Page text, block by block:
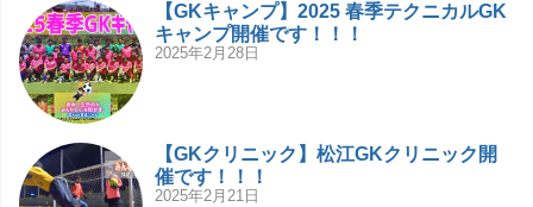
【GKキャンプ】2025 春季テクニカルGK
キャンプ開催です！！！
2025年2月28日
【GKクリニック】松江GKクリニック開
催です！！！
2025年2月21日